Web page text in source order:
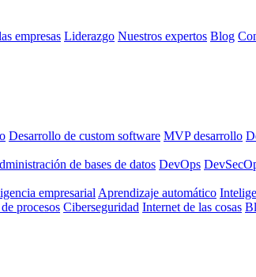
empresas Liderazgo Nuestros expertos Blog
Desarrollo de custom software MVP desarrollo
de bases de datos DevOps
empresarial Aprendizaje automático
procesos Ciberseguridad Internet de las cosas